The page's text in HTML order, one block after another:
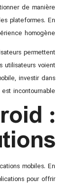
de manière
plateformes. En
homogène.
permettent
utilisateurs voient
investir dans
incontournable.
:
mobiles. En
pour offrir